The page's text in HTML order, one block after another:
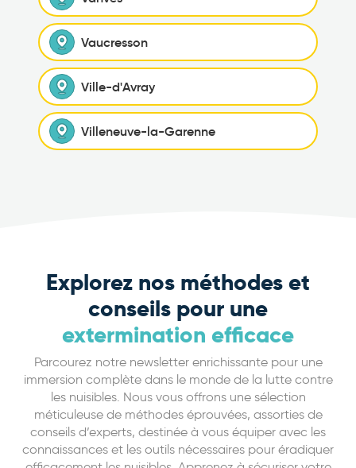
Vaucresson
Ville-d'Avray
Villeneuve-la-Garenne
Explorez nos méthodes et
conseils pour une
extermination efficace
Parcourez notre newsletter enrichissante pour une
immersion complète dans le monde de la lutte contre
les nuisibles. Nous vous offrons une sélection
méticuleuse de méthodes éprouvées, assorties de
conseils d’experts, destinée à vous équiper avec les
connaissances et les outils nécessaires pour éradiquer